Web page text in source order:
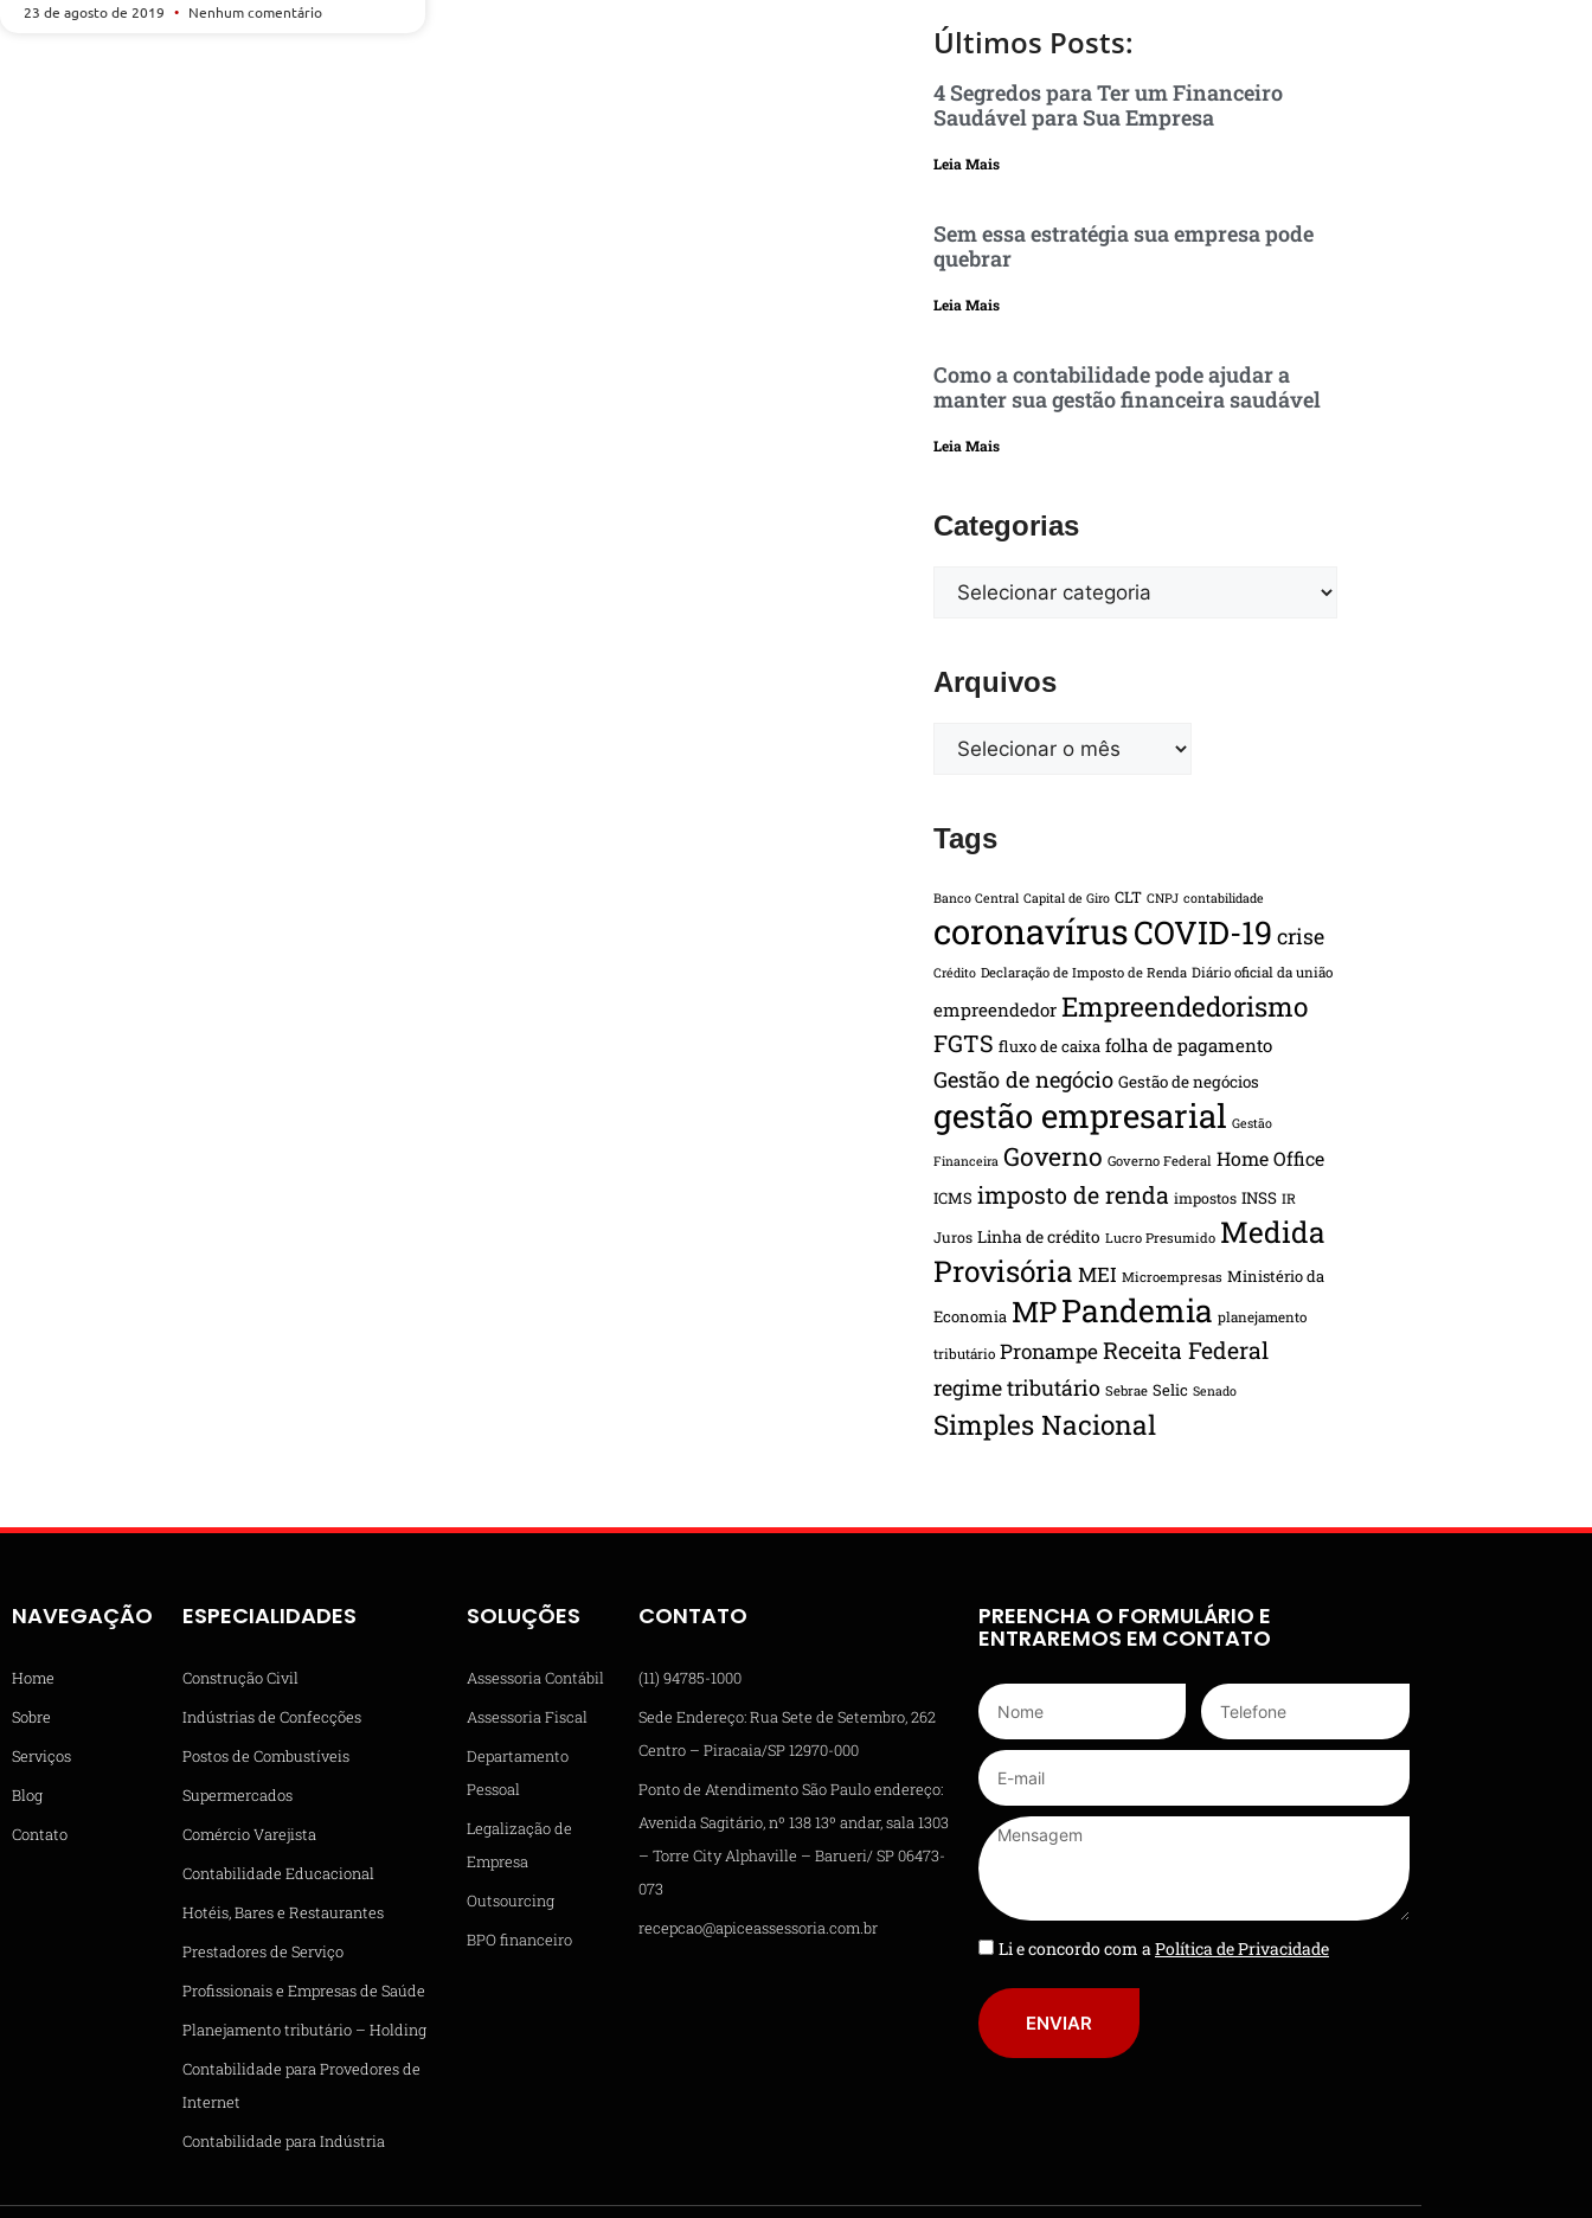
23 de agosto de 2019 Nenhum comentário
Últimos Posts:
4 Segredos para Ter um Financeiro
Saudável para Sua Empresa
Leia Mais
Sem essa estratégia sua empresa pode
quebrar
Leia Mais
Como a contabilidade pode ajudar a
manter sua gestão financeira saudável
Leia Mais
Categorias
Arquivos
Tags
Banco Central Capital de Giro CLT CNPJ contabilidade
coronavírusCOVID-19 crise
Crédito Declaração de Imposto de Renda Diário oficial da união
empreendedor Empreendedorismo
FGTS fluxo de caixa folha de pagamento
Gestão de negócio Gestão de negócios
gestão empresarial Gestão
Financeira Governo Governo Federal Home Office
ICMS imposto de renda impostos INSS IR
Juros Linha de crédito Lucro Presumido Medida
Provisória MEI Microempresas Ministério da
Economia MPPandemia planejamento
tributário PronampeReceita Federal
regime tributário Sebrae Selic Senado
Simples Nacional
NAVEGAÇÃO
Home
Sobre
Serviços
Blog
Contato
ESPECIALIDADES
Construção Civil
Indústrias de Confecções
Postos de Combustíveis
Supermercados
Comércio Varejista
Contabilidade Educacional
Hotéis, Bares e Restaurantes
Prestadores de Serviço
Profissionais e Empresas de Saúde
Planejamento tributário – Holding
Contabilidade para Provedores de
Internet
Contabilidade para Indústria
SOLUÇÕES
Assessoria Contábil
Assessoria Fiscal
Departamento
Pessoal
Legalização de
Empresa
Outsourcing
BPO financeiro
CONTATO
(11) 94785-1000
Sede Endereço: Rua Sete de Setembro, 262
Centro – Piracaia/SP 12970-000
Ponto de Atendimento São Paulo endereço:
Avenida Sagitário, nº 138 13º andar, sala 1303
– Torre City Alphaville – Barueri/ SP 06473-
073
recepcao@apiceassessoria.com.br
PREENCHA O FORMULÁRIO E
ENTRAREMOS EM CONTATO
Li e concordo com aPolítica de Privacidade
ENVIAR